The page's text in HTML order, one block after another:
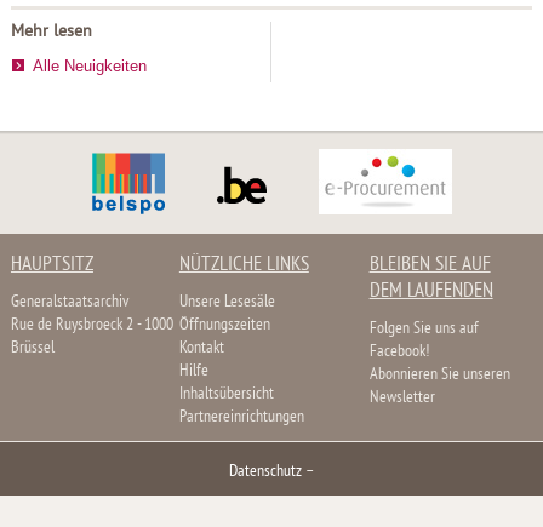
Mehr lesen
Alle Neuigkeiten
HAUPTSITZ
Generalstaatsarchiv
Rue de Ruysbroeck 2 - 1000
Brüssel
NÜTZLICHE LINKS
Unsere Lesesäle
Öffnungszeiten
Kontakt
Hilfe
Inhaltsübersicht
Partnereinrichtungen
BLEIBEN SIE AUF
DEM LAUFENDEN
Folgen Sie uns auf
Facebook!
Abonnieren Sie unseren
Newsletter
Datenschutz –